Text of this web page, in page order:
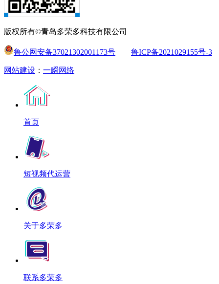
版权所有©青岛多荣多科技有限公司
鲁公网安备37021302001173号 鲁ICP备2021029155号-3
网站建设 ： 一瞬网络
首页
短视频代运营
关于多荣多
联系多荣多